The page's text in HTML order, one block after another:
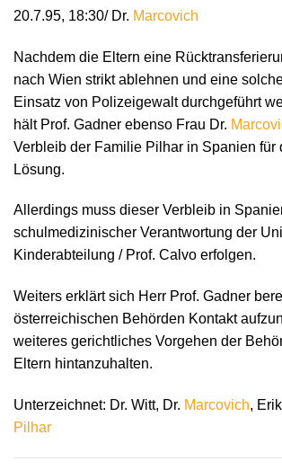
20.7.95, 18:30/ Dr. Marcovich
Nachdem die Eltern eine
nach Wien strikt ablehnen und eine
Einsatz von Polizeigewalt durchgeführt
hält Prof. Gadner ebenso Frau Dr.
Verbleib der Familie Pilhar in Spanien für
Lösung.
Allerdings muss dieser Verbleib in
schulmedizinischer Verantwortung der
Kinderabteilung / Prof. Calvo erfolgen.
Weiters erklärt sich Herr Prof. Gadner
österreichischen Behörden Kontakt
weiteres gerichtliches Vorgehen der
Eltern hintanzuhalten.
Unterzeichnet: Dr. Witt, Dr. Marcovich,
Pilhar